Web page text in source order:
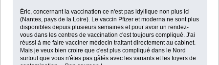
Éric, concernant la vaccination ce n'est pas idyllique non plus ici
(Nantes, pays de la Loire). Le vaccin Pfizer et moderna ne sont plus
disponibles depuis plusieurs semaines et pour avoir un rendez-
vous dans les centres de vaccination c'est toujours compliqué. J'ai
réussi à me faire vacciner médecin traitant directement au cabinet.
Mais je veux bien croire que c'est plus compliqué dans le Nord
surtout que vous n'êtes pas gâtés avec les variants et les foyers de